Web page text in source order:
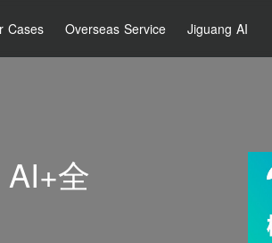
Cases Overseas Service Jiguang AI
全